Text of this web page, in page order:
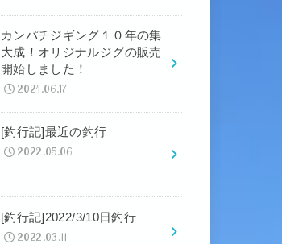
カンパチジギング１０年の集
大成！オリジナルジグの販売
開始しました！
2024.06.17
[釣行記]最近の釣行
2022.05.06
[釣行記]2022/3/10日釣行
2022.03.11